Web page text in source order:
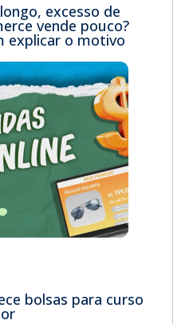
excesso de
vende pouco?
explicar o motivo
bolsas para curso